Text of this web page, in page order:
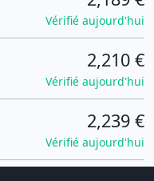
Vérifié aujourd'hui
2,210 €
Vérifié aujourd'hui
2,239 €
Vérifié aujourd'hui